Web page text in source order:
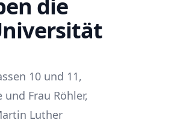
die
10 und 11,
Frau Röhler,
Luther